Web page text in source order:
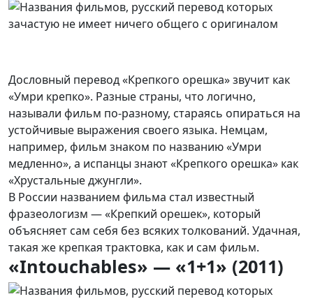
Дословный перевод «Крепкого орешка» звучит как
«Умри крепко». Разные страны, что логично,
называли фильм по-разному, стараясь опираться на
устойчивые выражения своего языка. Немцам,
например, фильм знаком по названию «Умри
медленно», а испанцы знают «Крепкого орешка» как
«Хрустальные джунгли».
В России названием фильма стал известный
фразеологизм — «Крепкий орешек», который
объясняет сам себя без всяких толкований. Удачная,
такая же крепкая трактовка, как и сам фильм.
«Intouchables» — «1+1» (2011)